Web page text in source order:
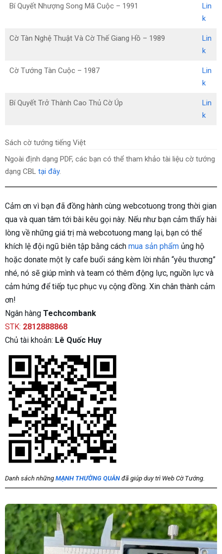
Bí Quyết Nhượng Song Mã Cuộc – 1991
Lin
k
Cờ Tàn Nghệ Thuật Và Cờ Thế Giang Hồ – 1989
Lin
k
Cờ Tướng Tàn Cuộc – 1987
Lin
k
Bí Quyết Trở Thành Cao Thủ Cờ Úp
Lin
k
Sách cờ tướng tiếng Việt
Ngoài định dạng PDF, các bạn có thể tham khảo tài liệu cờ tướng
dạng CBL tại đây.
Cảm ơn vì bạn đã đồng hành cùng webcotuong trong thời gian
qua và quan tâm tới bài kêu gọi này. Nếu như bạn cảm thấy hài
lòng về những giá trị mà webcotuong mang lại, bạn có thể
khích lệ đội ngũ biên tập bằng cách mua sản phẩm ủng hộ
hoặc donate một ly cafe buổi sáng kèm lời nhắn “yêu thương”
nhé, nó sẽ giúp mình và team có thêm động lực, nguồn lực và
cảm hứng để tiếp tục phục vụ cộng đồng. Xin chân thành cảm
ơn!
Ngân hàng Techcombank
STK: 2812888868
Chủ tài khoản: Lê Quốc Huy
Danh sách những MẠNH THƯỜNG QUÂN đã giúp duy trì Web Cờ Tướng.